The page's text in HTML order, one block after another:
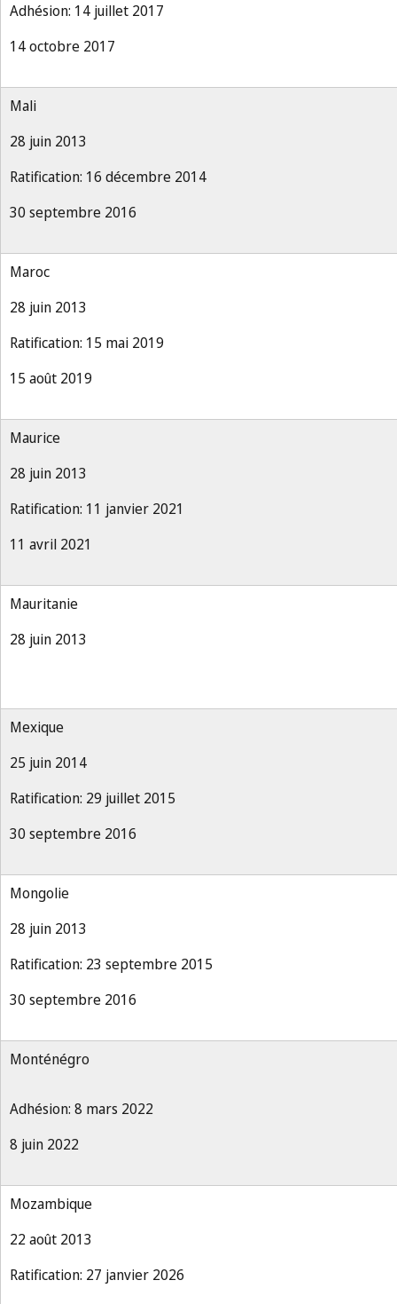
Adhésion: 14 juillet 2017
14 octobre 2017
Mali
28 juin 2013
Ratification: 16 décembre 2014
30 septembre 2016
Maroc
28 juin 2013
Ratification: 15 mai 2019
15 août 2019
Maurice
28 juin 2013
Ratification: 11 janvier 2021
11 avril 2021
Mauritanie
28 juin 2013
Mexique
25 juin 2014
Ratification: 29 juillet 2015
30 septembre 2016
Mongolie
28 juin 2013
Ratification: 23 septembre 2015
30 septembre 2016
Monténégro
Adhésion: 8 mars 2022
8 juin 2022
Mozambique
22 août 2013
Ratification: 27 janvier 2026